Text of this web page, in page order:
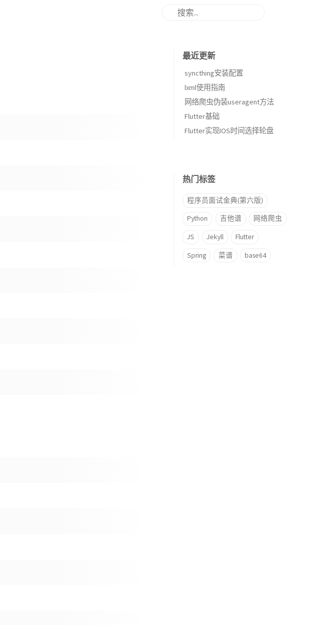
最近更新
syncthing安装配置
lxml使用指南
网络爬虫伪装useragent方法
Flutter基础
Flutter实现IOS时间选择轮盘
热门标签
程序员面试金典(第六版)
Python 吉他谱 网络爬虫
JS Jekyll Flutter
Spring 菜谱 base64